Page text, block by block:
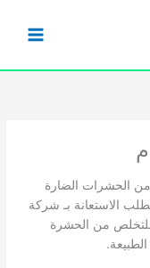
من الحشرات الضارة
الاستعانة بـ شركة
للتخلص من الحشرة